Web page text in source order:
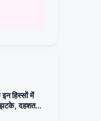
हिस्सों में
दहशत में